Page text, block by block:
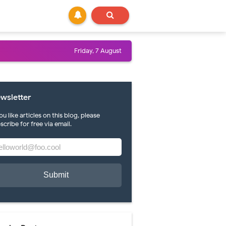
Friday, 7 August
like articles on this blog, please
for free via email.